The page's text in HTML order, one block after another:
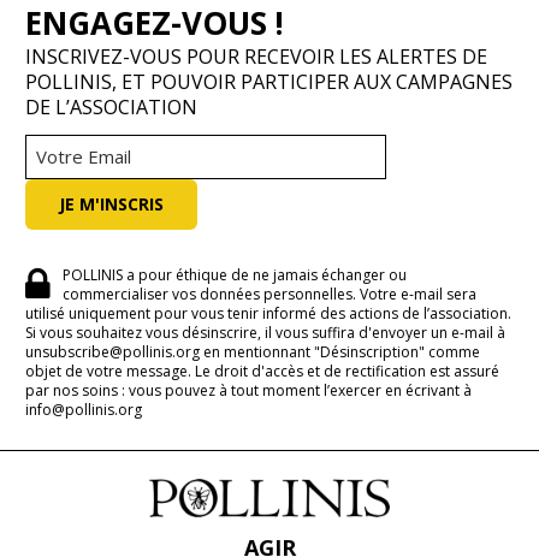
ENGAGEZ-VOUS !
INSCRIVEZ-VOUS POUR RECEVOIR LES ALERTES DE
POLLINIS, ET POUVOIR PARTICIPER AUX CAMPAGNES
DE L’ASSOCIATION
POLLINIS a pour éthique de ne jamais échanger ou
commercialiser vos données personnelles. Votre e-mail sera
utilisé uniquement pour vous tenir informé des actions de l’association.
Si vous souhaitez vous désinscrire, il vous suffira d'envoyer un e-mail à
unsubscribe@pollinis.org en mentionnant "Désinscription" comme
objet de votre message. Le droit d'accès et de rectification est assuré
par nos soins : vous pouvez à tout moment l’exercer en écrivant à
info@pollinis.org
AGIR